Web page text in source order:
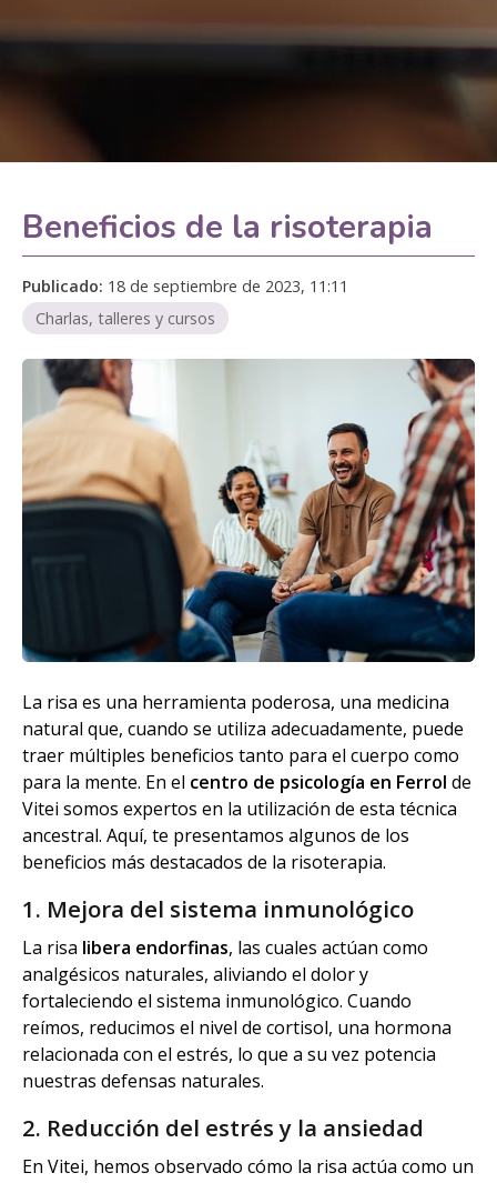
Beneficios de la risoterapia
Publicado: 18 de septiembre de 2023, 11:11
Charlas, talleres y cursos
La risa es una herramienta poderosa, una medicina
natural que, cuando se utiliza adecuadamente, puede
traer múltiples beneficios tanto para el cuerpo como
para la mente. En el centro de psicología en Ferrol de
Vitei somos expertos en la utilización de esta técnica
ancestral. Aquí, te presentamos algunos de los
beneficios más destacados de la risoterapia.
1. Mejora del sistema inmunológico
La risa libera endorfinas, las cuales actúan como
analgésicos naturales, aliviando el dolor y
fortaleciendo el sistema inmunológico. Cuando
reímos, reducimos el nivel de cortisol, una hormona
relacionada con el estrés, lo que a su vez potencia
nuestras defensas naturales.
2. Reducción del estrés y la ansiedad
En Vitei, hemos observado cómo la risa actúa como un